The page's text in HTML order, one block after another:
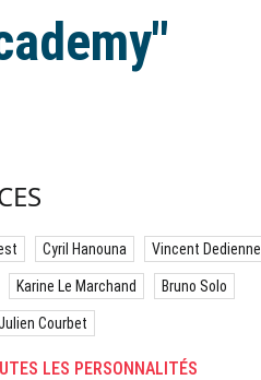
Cyril Hanouna Vincent Dedienne
Karine Le Marchand Bruno Solo
Courbet
LES PERSONNALITÉS